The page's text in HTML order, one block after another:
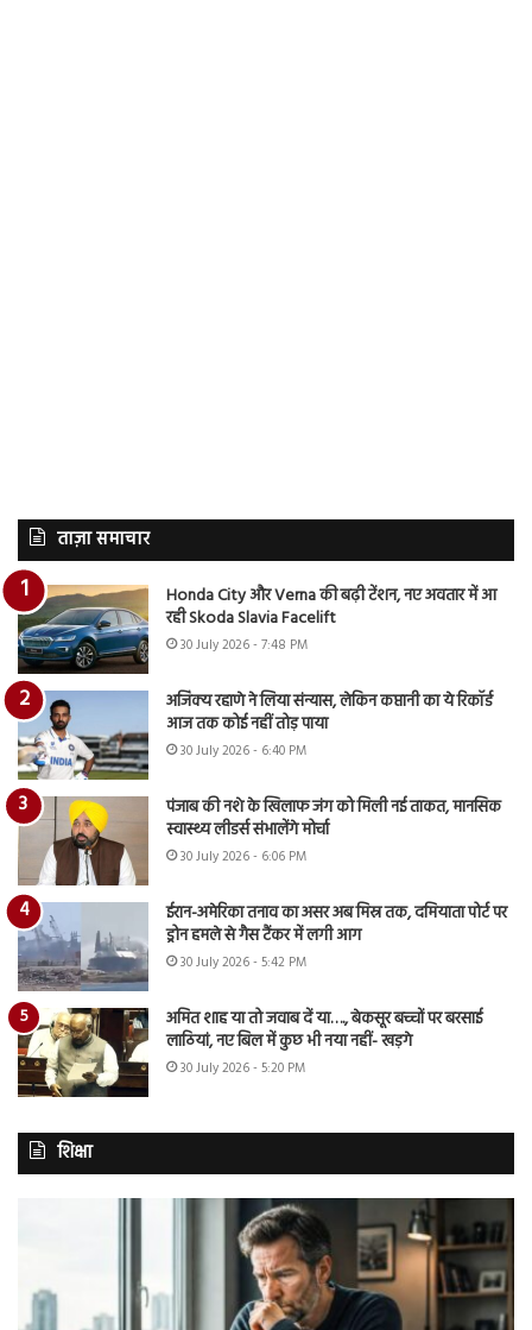
ताज़ा समाचार
Honda City और Verna की बढ़ी टेंशन, नए अवतार में आ
रही Skoda Slavia Facelift
30 July 2026 - 7:48 PM
अजिंक्य रहाणे ने लिया संन्यास, लेकिन कप्तानी का ये रिकॉर्ड
आज तक कोई नहीं तोड़ पाया
30 July 2026 - 6:40 PM
पंजाब की नशे के खिलाफ जंग को मिली नई ताकत, मानसिक
स्वास्थ्य लीडर्स संभालेंगे मोर्चा
30 July 2026 - 6:06 PM
ईरान-अमेरिका तनाव का असर अब मिस्र तक, दमियाता पोर्ट पर
ड्रोन हमले से गैस टैंकर में लगी आग
30 July 2026 - 5:42 PM
अमित शाह या तो जवाब दें या…., बेकसूर बच्चों पर बरसाई
लाठियां, नए बिल में कुछ भी नया नहीं- खड़गे
30 July 2026 - 5:20 PM
शिक्षा